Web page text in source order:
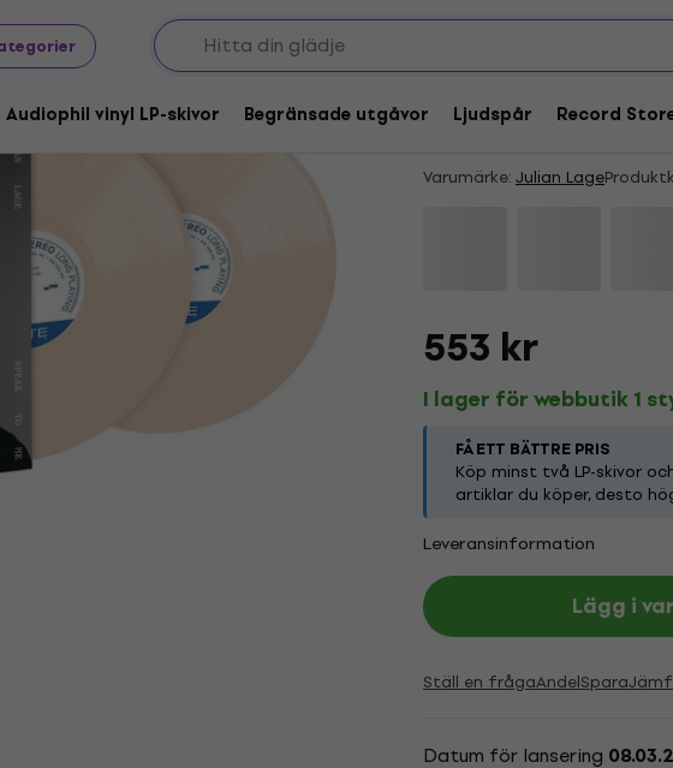
Audiophil vinyl LP-skivor Begränsade utgåvor Ljudspår Record
BEGRÄNSAD UPPLAGA
Julian Lage - Speak
Coloured) (2 LP)
Varumärke:Julian Lage
553 kr
I lager för webbutik 1
FÅ ETT BÄTTRE PRIS
Köp minst två LP-skivor
artiklar du köper, desto
Leveransinformation
Lägg i
Ställ en frågaAndelSpara
Datum för lansering